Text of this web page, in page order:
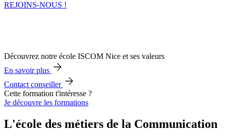
REJOINS-NOUS !
Découvrez notre école ISCOM Nice et ses valeurs
En savoir plus
Contact conseiller
Cette formation t'intéresse ?
Je découvre les formations
L'école des métiers de la Communication